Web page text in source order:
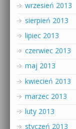
wrzesień 2013
sierpień 2013
lipiec 2013
czerwiec 2013
maj 2013
kwiecień 2013
marzec 2013
luty 2013
styczeń 2013